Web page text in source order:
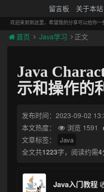
留言板 关于本站
欢迎来到到这里，希望我的分享可以给你一
首页 Java学习 正文
Java
示和操作的
发布时间：2023-09-02
本文热度：
浏览 1591
文章标签：
Java
全文共1223字，阅读约需4
Java入门教程